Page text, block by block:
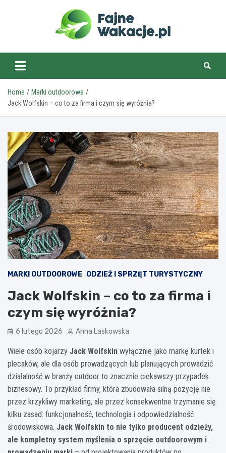
fajnewakacje.pl
Home
Marki outdoorowe
Jack Wolfskin – co to za firma i czym się wyróżnia?
MARKI OUTDOOROWE ODZIEŻ I SPRZĘT TURYSTYCZNY
Jack Wolfskin – co to za firma i
czym się wyróżnia?
6 lutego 2026 Anna Laskowska
Wiele osób kojarzy Jack Wolfskin wyłącznie jako markę kurtek i
plecaków, ale dla osób prowadzących lub planujących prowadzić
działalność w branży outdoor to znacznie ciekawszy przypadek
biznesowy. To przykład firmy, która zbudowała silną pozycję nie
przez krzykliwy marketing, ale przez konsekwentne trzymanie się
kilku zasad: funkcjonalność, technologia i odpowiedzialność
środowiskowa. Jack Wolfskin to nie tylko producent odzieży,
ale kompletny system myślenia o sprzęcie outdoorowym i